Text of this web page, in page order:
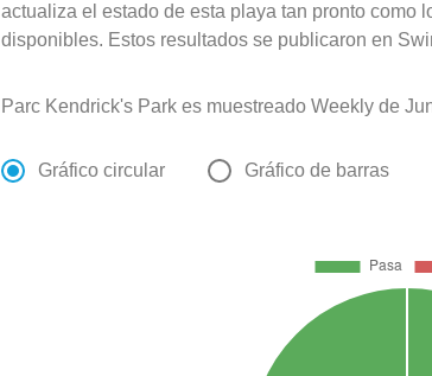
actualiza el estado de esta playa tan pronto como
disponibles. Estos resultados se publicaron en
Parc Kendrick's Park es muestreado Weekly de
Gráfico circular Gráfico de barras